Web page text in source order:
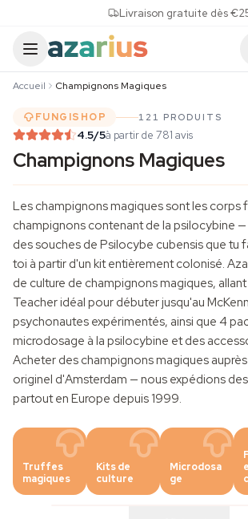
Livraison gratuite dès
Accueil Champignons Magiques
FUNGISHOP 121 PRODUITS
4.5/5à partir de 781 avis
Champignons Magiques
Les champignons magiques sont les corps
champignons contenant de la psilocybine
des souches de Psilocybe cubensis que tu
toi à partir d'un kit entièrement colonisé.
de culture de champignonsmagiques,
Teacher idéal pour débuter jusqu'au
psychonautes expérimentés, ainsi que 4
microdosage à la psilocybine et des
Acheter des champignons magiques
originel d'Amsterdam — nous expédions des
partout en Europe depuis 1999.
Truffes
magiques
Kits de
culture
Microdosa
ge